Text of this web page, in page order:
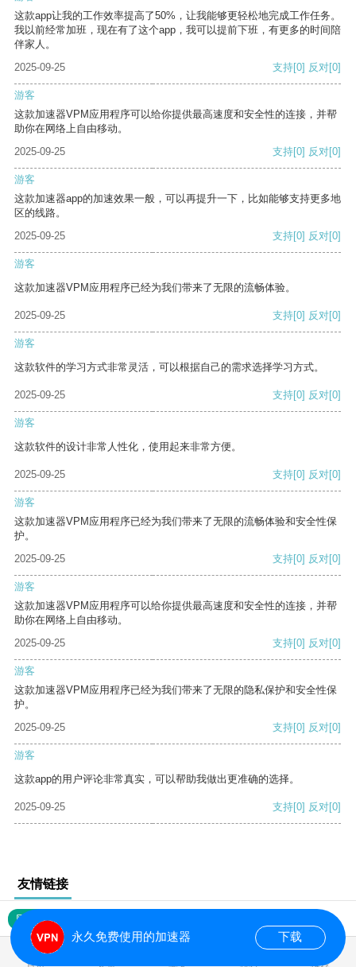
这款app让我的工作效率提高了50%，让我能够更轻松地完成工作任务。
我以前经常加班，现在有了这个app，我可以提前下班，有更多的时间陪
伴家人。
2025-09-25
支持[0] 反对[0]
游客
这款加速器VPM应用程序可以给你提供最高速度和安全性的连接，并帮
助你在网络上自由移动。
2025-09-25
支持[0] 反对[0]
游客
这款加速器app的加速效果一般，可以再提升一下，比如能够支持更多地
区的线路。
2025-09-25
支持[0] 反对[0]
游客
这款加速器VPM应用程序已经为我们带来了无限的流畅体验。
2025-09-25 支持[0] 反对[0]
游客
这款软件的学习方式非常灵活，可以根据自己的需求选择学习方式。
2025-09-25 支持[0] 反对[0]
游客
这款软件的设计非常人性化，使用起来非常方便。
2025-09-25 支持[0] 反对[0]
游客
这款加速器VPM应用程序已经为我们带来了无限的流畅体验和安全性保
护。
2025-09-25
支持[0] 反对[0]
游客
这款加速器VPM应用程序可以给你提供最高速度和安全性的连接，并帮
助你在网络上自由移动。
2025-09-25
支持[0] 反对[0]
游客
这款加速器VPM应用程序已经为我们带来了无限的隐私保护和安全性保
护。
2025-09-25
支持[0] 反对[0]
游客
这款app的用户评论非常真实，可以帮助我做出更准确的选择。
2025-09-25 支持[0] 反对[0]
友情链接
网站地图
永久免费使用的加速器 下载